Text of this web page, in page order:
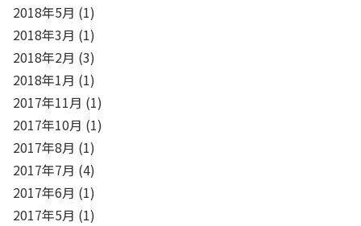
2018年5月 (1)
2018年3月 (1)
2018年2月 (3)
2018年1月 (1)
2017年11月 (1)
2017年10月 (1)
2017年8月 (1)
2017年7月 (4)
2017年6月 (1)
2017年5月 (1)